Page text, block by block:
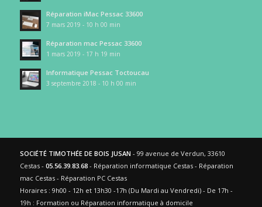
Réparation iMac Pessac 33600
7 mars 2019 - 10 h 00 min
Réparation mac Pessac 33600
1 mars 2019 - 17 h 19 min
Informatique Pessac Toctoucau
3 septembre 2018 - 10 h 00 min
SOCIÉTÉ TIMOTHÉE DE BOIS JUSAN - 99 avenue de Verdun, 33610
Cestas - 05.56.39.83.68- Réparation informatique Cestas - Réparation
mac Cestas - Réparation PC Cestas
Horaires : 9h00 - 12h et 13h30 -17h (Du Mardi au Vendredi) - De 17h -
19h : Formation ou Réparation informatique à domicile